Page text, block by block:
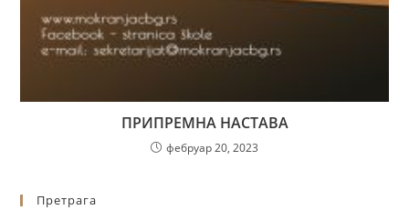
ПРИПРЕМНА НАСТАВА
фебруар 20, 2023
Претрага